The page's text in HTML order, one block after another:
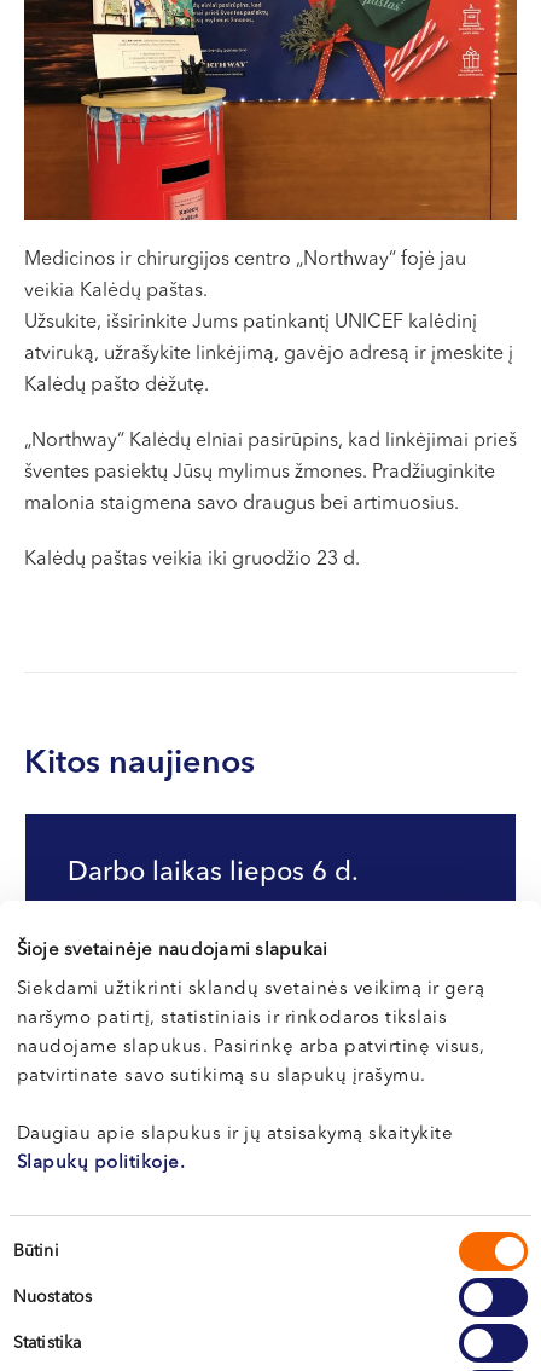
Šioje svetainėje naudojami slapukai
Siekdami užtikrinti sklandų svetainės veikimą ir gerą
naršymo patirtį, statistiniais ir rinkodaros tikslais
naudojame slapukus. Pasirinkę arba patvirtinę visus,
patvirtinate savo sutikimą su slapukų įrašymu.
Daugiau apie slapukus ir jų atsisakymą skaitykite
Slapukų politikoje.
Sutikimo
Būtini
Nuostatos
Statistika
VII --
Klaipėda
Dragūnų g. 2
Darbo laikas:
I-V 08:00 - 20:00
I-V 08:00 - 20:00
Kretinga
J. Basanavičiaus g. 80
Darbo laikas:
VI, VII --
Medicinos ir chirurgijos centro „Northway“ fojė jau
veikia Kalėdų paštas.
Užsukite, išsirinkite Jums patinkantį UNICEF kalėdinį
atviruką, užrašykite linkėjimą, gavėjo adresą ir įmeskite į
Kalėdų pašto dėžutę.
„Northway“ Kalėdų elniai pasirūpins, kad linkėjimai prieš
šventes pasiektų Jūsų mylimus žmones. Pradžiuginkite
malonia staigmena savo draugus bei artimuosius.
Kalėdų paštas veikia iki gruodžio 23 d.
Kitos naujienos
Darbo laikas liepos 6 d.
mūsų centrai nedirbs. Pacientų lauksime ...
Skaityti